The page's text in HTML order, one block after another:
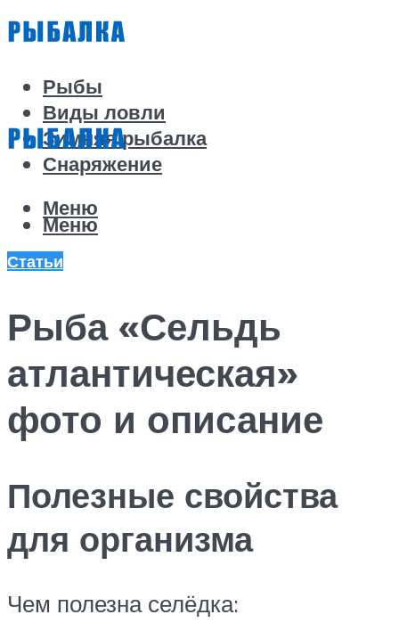
Рыбы
Виды ловли
Зимняя рыбалка
Снаряжение
Меню
Меню
Статьи
Рыба «Сельдь
атлантическая»
фото и описание
Полезные свойства
для организма
Чем полезна селёдка: